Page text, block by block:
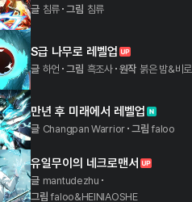
글 침류 그림 침류
S급 나무로 레벨업
글 하언 그림 흑조사 원작 붉은 밤&비로
만년 후 미래에서 레벨업
글 Changpan Warrior 그림 faloo
유일무이의 네크로맨서
글 mantudezhu
그림 faloo&HEINIAOSHE